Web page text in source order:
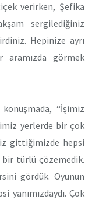
verirken, Şefika
sergilediğiniz
Hepinize ayrı
aramızda görmek
“İşimiz
yerlerde bir çok
gittiğimizde hepsi
türlü çözemedik.
gördük. Oyunun
yanımızdaydı. Çok